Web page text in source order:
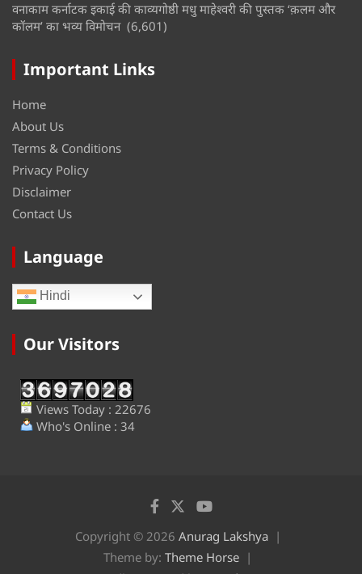
वनाकाम कर्नाटक इकाई की काव्यगोष्ठी मधु माहेश्वरी की पुस्तक ‘क़लम और
कॉलम’ का भव्य विमोचन (6,601)
Important Links
Home
About Us
Terms & Conditions
Privacy Policy
Disclaimer
Contact Us
Language
Hindi
Our Visitors
Views Today : 22676
Who's Online : 34
Copyright © 2026 Anurag Lakshya
Theme by: Theme Horse